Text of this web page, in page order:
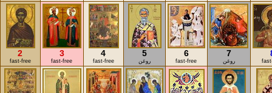
2
fast-free
3
fast-free
4
fast-free
5
روغن
6
fast-free
7
روغن